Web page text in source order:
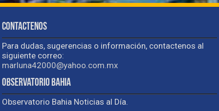
Contactenos
Para dudas, sugerencias o información, contactenos al
siguiente correo:
marluna42000@yahoo.com.mx
Observatorio Bahia
Observatorio Bahia Noticias al Día.